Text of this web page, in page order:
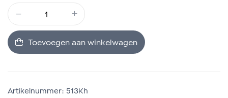
Toevoegen aan winkelwagen
Artikelnummer: 513Kh